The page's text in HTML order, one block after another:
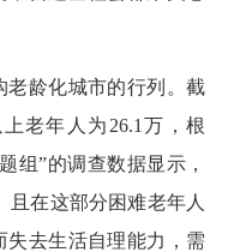
龄化城市的行列。截
老年人为26.1万，根
组”的调查数据显示，
且在这部分困难老年人
失去生活自理能力，需